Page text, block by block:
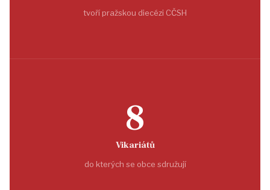
tvoří pražskou diecézi CČSH
8
Vikariátů
do kterých se obce sdružují